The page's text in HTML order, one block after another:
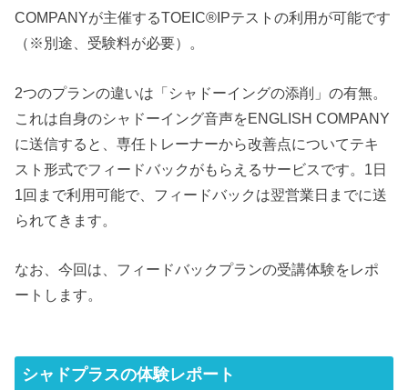
COMPANYが主催するTOEIC®IPテストの利用が可能です
（※別途、受験料が必要）。
2つのプランの違いは「シャドーイングの添削」の有無。
これは自身のシャドーイング音声をENGLISH COMPANY
に送信すると、専任トレーナーから改善点についてテキ
スト形式でフィードバックがもらえるサービスです。1日
1回まで利用可能で、フィードバックは翌営業日までに送
られてきます。
なお、今回は、フィードバックプランの受講体験をレポ
ートします。
シャドプラスの体験レポート